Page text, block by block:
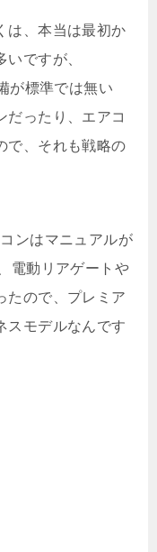
は、本当は最初か
ですが、
が標準では無い
だったり、エアコ
で、それも戦略の
ンはマニュアルが
電動リアゲートや
たので、プレミア
スモデルなんです